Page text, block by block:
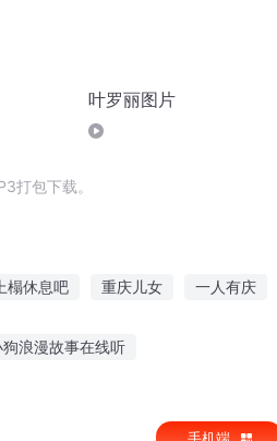
叶罗丽图片
打包下载。
榻休息吧 重庆儿女 一人有庆
狗浪漫故事在线听